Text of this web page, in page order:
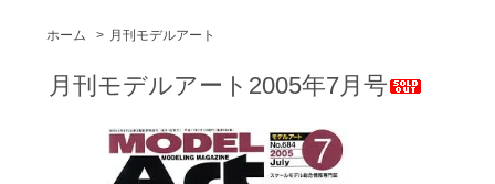
ホーム > 月刊モデルアート
月刊モデルアート2005年7月号